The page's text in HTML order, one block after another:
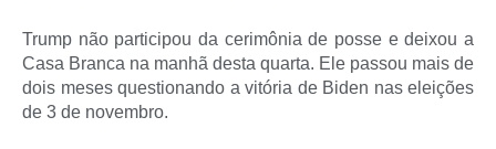
Trump não participou da cerimônia de posse e deixou a
Casa Branca na manhã desta quarta. Ele passou mais de
dois meses questionando a vitória de Biden nas eleições
de 3 de novembro.